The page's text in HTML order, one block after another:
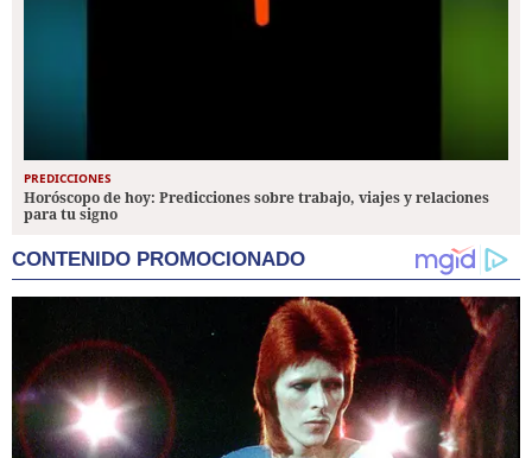
PREDICCIONES
Horóscopo de hoy: Predicciones sobre trabajo, viajes y relaciones
para tu signo
CONTENIDO PROMOCIONADO